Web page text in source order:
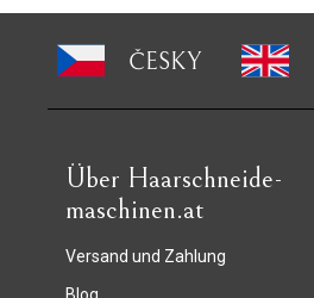
ČESKY
Über Haarschneide-
maschinen.at
Versand und Zahlung